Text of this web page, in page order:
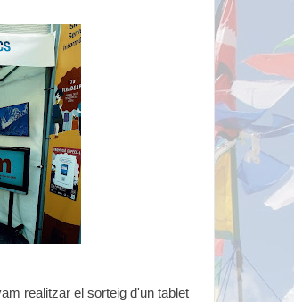
realitzar el sorteig d'un tablet